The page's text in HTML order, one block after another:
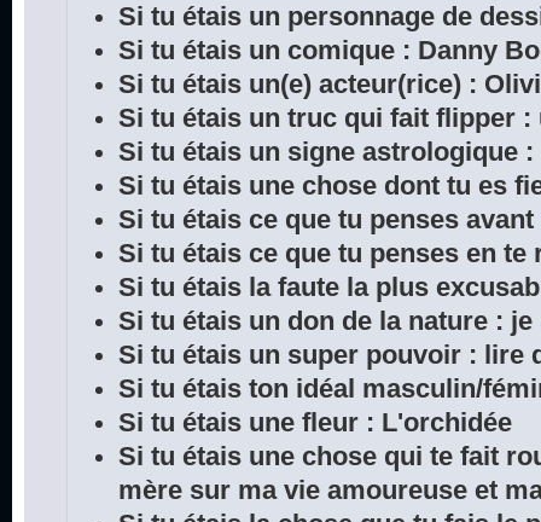
Si tu étais un personnage de
Si tu étais un comique : Danny
Si tu étais un(e) acteur(rice) :
Si tu étais un truc qui fait flipper :
Si tu étais un signe astrologique :
Si tu étais une chose dont tu es
Si tu étais ce que tu penses
Si tu étais ce que tu penses en te
Si tu étais la faute la plus
Si tu étais un don de la nature : je
Si tu étais un super pouvoir : lire
Si tu étais ton idéal masculin/
Si tu étais une fleur : L'orchidée
Si tu étais une chose qui te fait
mère sur ma vie amoureuse et